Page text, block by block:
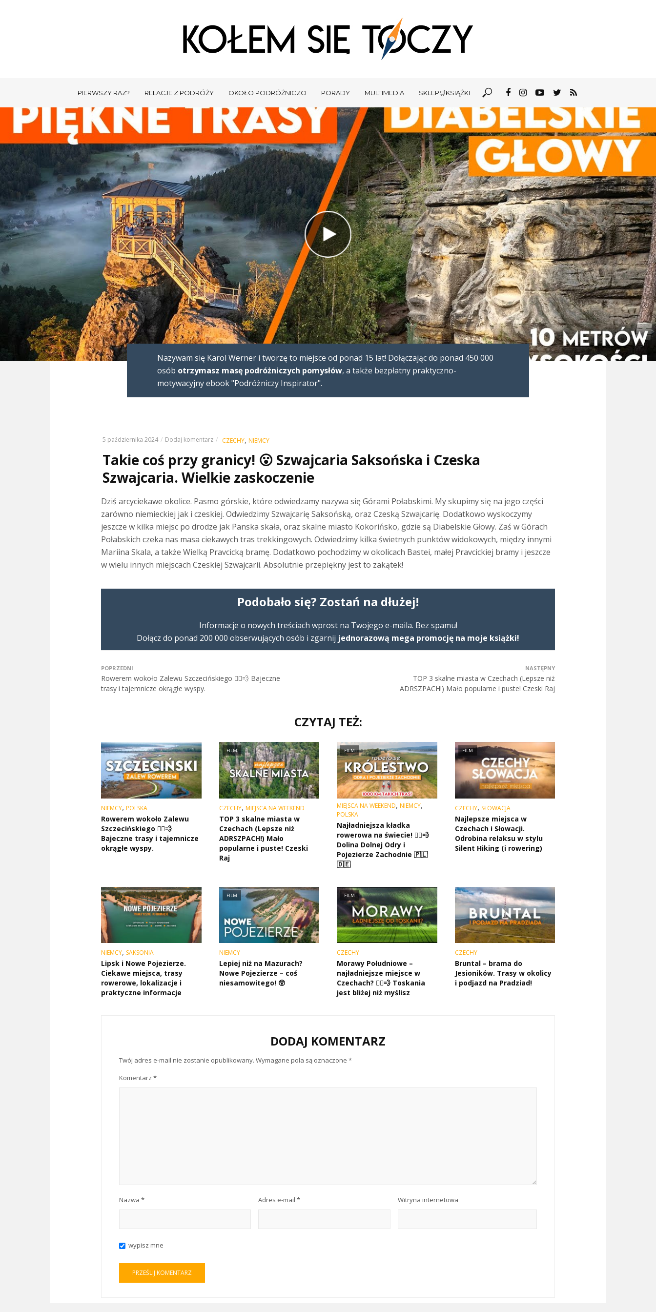
PIERWSZY RAZ? RELACJE Z PODRÓŻY OKOŁO PODRÓŻNICZO PORADY MULTIMEDIA SKLEP🛒KSIĄŻKI
Nazywam się Karol Werner i tworzę to miejsce od ponad 15 lat! Dołączając do ponad 450 000
osób otrzymasz masę podróżniczych pomysłów, a także bezpłatny praktyczno-
motywacyjny ebook "Podróżniczy Inspirator".
5 października 2024 Dodaj komentarz CZECHY, NIEMCY
Takie coś przy granicy! 😮 Szwajcaria Saksońska i Czeska
Szwajcaria. Wielkie zaskoczenie
Dziś arcyciekawe okolice. Pasmo górskie, które odwiedzamy nazywa się Górami Połabskimi. My skupimy się na jego części
zarówno niemieckiej jak i czeskiej. Odwiedzimy Szwajcarię Saksońską, oraz Czeską Szwajcarię. Dodatkowo wyskoczymy
jeszcze w kilka miejsc po drodze jak Panska skała, oraz skalne miasto Kokorińsko, gdzie są Diabelskie Głowy. Zaś w Górach
Połabskich czeka nas masa ciekawych tras trekkingowych. Odwiedzimy kilka świetnych punktów widokowych, między innymi
Mariina Skala, a także Wielką Pravcicką bramę. Dodatkowo pochodzimy w okolicach Bastei, małej Pravcickiej bramy i jeszcze
w wielu innych miejscach Czeskiej Szwajcarii. Absolutnie przepiękny jest to zakątek!
Podobało się? Zostań na dłużej!
Informacje o nowych treściach wprost na Twojego e-maila. Bez spamu!
Dołącz do ponad 200 000 obserwujących osób i zgarnij jednorazową mega promocję na moje książki!
POPRZEDNI
Rowerem wokoło Zalewu Szczecińskiego 🚴‍♂️💨 Bajeczne
trasy i tajemnicze okrągłe wyspy.
NASTĘPNY
TOP 3 skalne miasta w Czechach (Lepsze niż
ADRSZPACH!) Mało popularne i puste! Czeski Raj
CZYTAJ TEŻ:
NIEMCY, POLSKA
Rowerem wokoło Zalewu
Szczecińskiego 🚴‍♂️💨
Bajeczne trasy i tajemnicze
okrągłe wyspy.
FILM
CZECHY, MIEJSCA NA WEEKEND
TOP 3 skalne miasta w
Czechach (Lepsze niż
ADRSZPACH!) Mało
popularne i puste! Czeski
Raj
FILM
MIEJSCA NA WEEKEND, NIEMCY,
POLSKA
Najładniejsza kładka
rowerowa na świecie! 🚴‍♂️💨
Dolina Dolnej Odry i
Pojezierze Zachodnie 🇵🇱
🇩🇪
FILM
CZECHY, SŁOWACJA
Najlepsze miejsca w
Czechach i Słowacji.
Odrobina relaksu w stylu
Silent Hiking (i rowering)
NIEMCY, SAKSONIA
Lipsk i Nowe Pojezierze.
Ciekawe miejsca, trasy
rowerowe, lokalizacje i
praktyczne informacje
FILM
NIEMCY
Lepiej niż na Mazurach?
Nowe Pojezierze – coś
niesamowitego! 😲
FILM
CZECHY
Morawy Południowe –
najładniejsze miejsce w
Czechach? 🚴‍♂️💨 Toskania
jest bliżej niż myślisz
CZECHY
Bruntal – brama do
Jesioników. Trasy w okolicy
i podjazd na Pradziad!
DODAJ KOMENTARZ
Twój adres e-mail nie zostanie opublikowany. Wymagane pola są oznaczone *
Komentarz *
Nazwa * Adres e-mail* Witryna internetowa
wypisz mne